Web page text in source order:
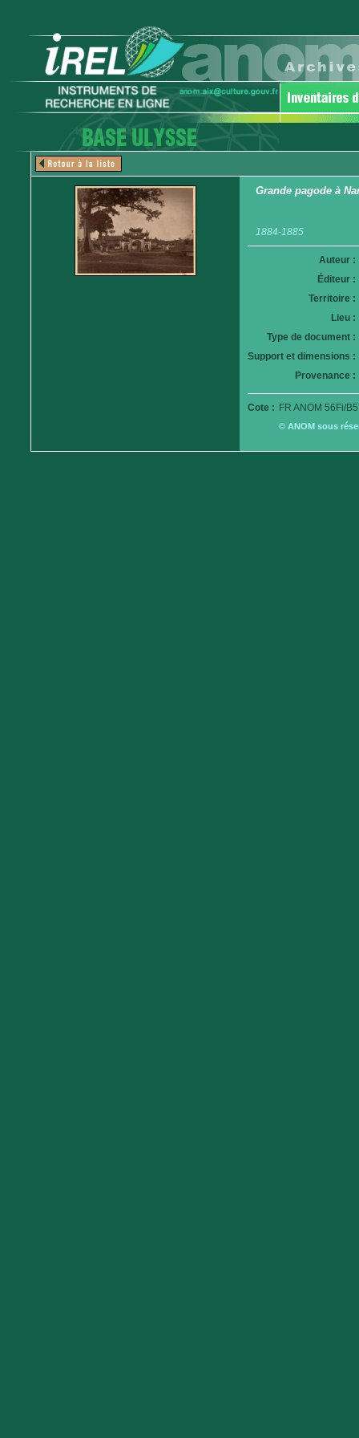
Grande pagode à
1884-1885
Auteur :
Éditeur :
Territoire :
Lieu :
Type de document :
Support et dimensions :
Provenance :
Cote : FR ANOM 56Fi/
© ANOM sous